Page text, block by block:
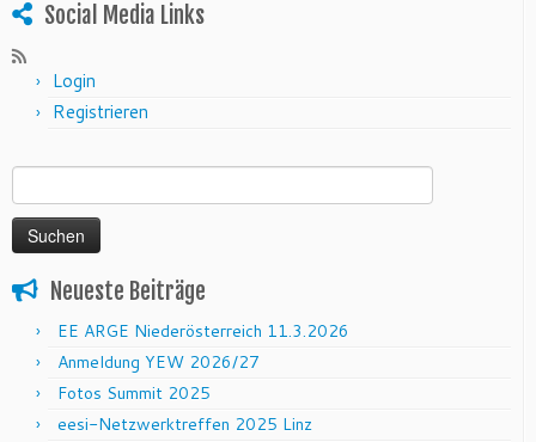
Social Media Links
Login
Registrieren
Neueste Beiträge
EE ARGE Niederösterreich 11.3.2026
Anmeldung YEW 2026/27
Fotos Summit 2025
eesi-Netzwerktreffen 2025 Linz